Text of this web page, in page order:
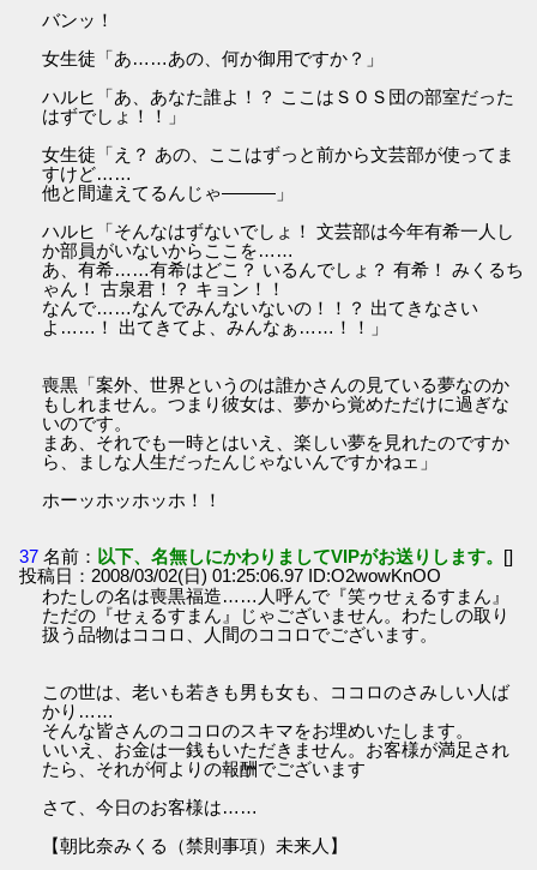
バンッ！
女生徒「あ……あの、何か御用ですか？」
ハルヒ「あ、あなた誰よ！？ ここはＳＯＳ団の部室だった
はずでしょ！！」
女生徒「え？ あの、ここはずっと前から文芸部が使ってま
すけど……
他と間違えてるんじゃ―――」
ハルヒ「そんなはずないでしょ！ 文芸部は今年有希一人し
か部員がいないからここを……
あ、有希……有希はどこ？ いるんでしょ？ 有希！ みくるち
ゃん！ 古泉君！？ キョン！！
なんで……なんでみんないないの！！？ 出てきなさい
よ……！ 出てきてよ、みんなぁ……！！」
喪黒「案外、世界というのは誰かさんの見ている夢なのか
もしれません。つまり彼女は、夢から覚めただけに過ぎな
いのです。
まあ、それでも一時とはいえ、楽しい夢を見れたのですか
ら、ましな人生だったんじゃないんですかねェ」
ホーッホッホッホ！！
37 名前： 以下、名無しにかわりましてVIPがお送りします。 []
投稿日：2008/03/02(日) 01:25:06.97 ID:O2wowKnOO
わたしの名は喪黒福造……人呼んで『笑ゥせぇるすまん』
ただの『せぇるすまん』じゃございません。わたしの取り
扱う品物はココロ、人間のココロでございます。
この世は、老いも若きも男も女も、ココロのさみしい人ば
かり……
そんな皆さんのココロのスキマをお埋めいたします。
いいえ、お金は一銭もいただきません。お客様が満足され
たら、それが何よりの報酬でございます
さて、今日のお客様は……
【朝比奈みくる（禁則事項）未来人】